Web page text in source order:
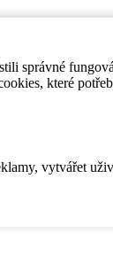
správné
které
vytvářet